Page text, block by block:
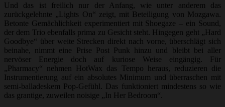
Und das ist freilich nur der Anfang, wie unter anderem das
zurückgelehnte „Lights On“ zeigt, mit Beteiligung von Mozgawa.
Betonte Gemächlichkeit experimentiert mit Shoegaze – ein Sound,
der dem Trio ebenfalls prima zu Gesicht steht. Hingegen geht „Hard
Goodbye“ über weite Strecken direkt nach vorne, überschlägt sich
beinahe, nimmt eine Prise Post Punk hinzu und bleibt bei aller
nervöser Energie doch auf kuriose Weise eingängig. Für
„Pharmacy“ nehmen HotWax das Tempo heraus, reduzieren die
Instrumentierung auf ein absolutes Minimum und überraschen mit
semi-balladeskem Pop-Gefühl. Das funktioniert mindestens so wie
das grantige, zuweilen noisige „In Her Bedroom“.